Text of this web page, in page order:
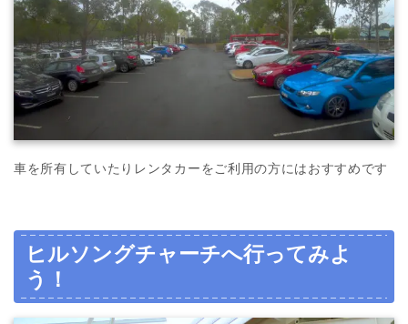
車を所有していたりレンタカーをご利用の方にはおすすめです
ヒルソングチャーチへ行ってみよ
う！